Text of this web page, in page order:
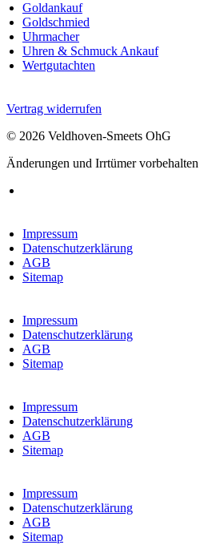
Goldankauf
Goldschmied
Uhrmacher
Uhren & Schmuck Ankauf
Wertgutachten
Vertrag widerrufen
© 2026 Veldhoven-Smeets OhG
Änderungen und Irrtümer vorbehalten
Impressum
Datenschutzerklärung
AGB
Sitemap
Impressum
Datenschutzerklärung
AGB
Sitemap
Impressum
Datenschutzerklärung
AGB
Sitemap
Impressum
Datenschutzerklärung
AGB
Sitemap